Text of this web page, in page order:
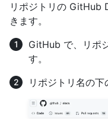
リポジトリの GitHub
きます。
GitHub で、リポ
す。
リポジトリ名の下